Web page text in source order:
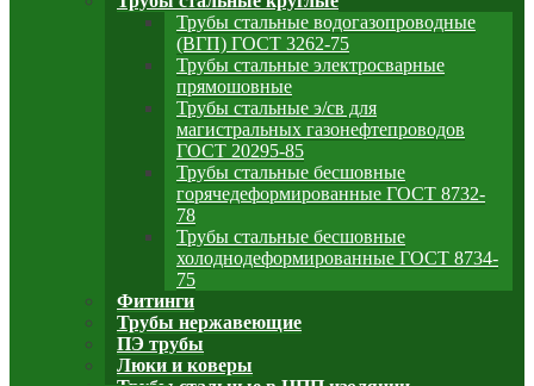
Трубы стальные водогазопроводные
(ВГП) ГОСТ 3262-75
Трубы стальные электросварные
прямошовные
Трубы стальные э/св для
магистральных газонефтепроводов
ГОСТ 20295-85
Трубы стальные бесшовные
горячедеформированные ГОСТ 8732-
78
Трубы стальные бесшовные
холоднодеформированные ГОСТ 8734-
75
Фитинги
Трубы нержавеющие
ПЭ трубы
Люки и коверы